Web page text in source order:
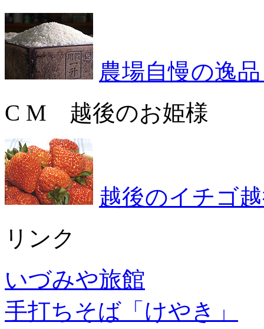
農場自慢の逸
C M 越後のお姫様
越後のイチゴ
リンク
いづみや旅館
手打ちそば「けやき」